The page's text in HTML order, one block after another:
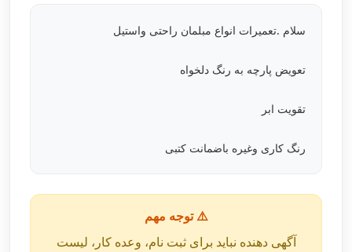
سلام .تعمیرات انواع مبلمان راحتی واستیل
تعویض پارچه به رنگ دلخواه
تقویت ابر
رنگ کاری وغیره باضمانت کتبی
⚠️ توجه مهم
آگهی دهنده نباید برای ثبت نام، وعده کار، لیست